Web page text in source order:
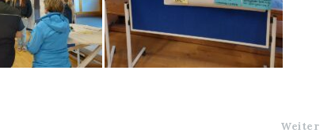
Weiter